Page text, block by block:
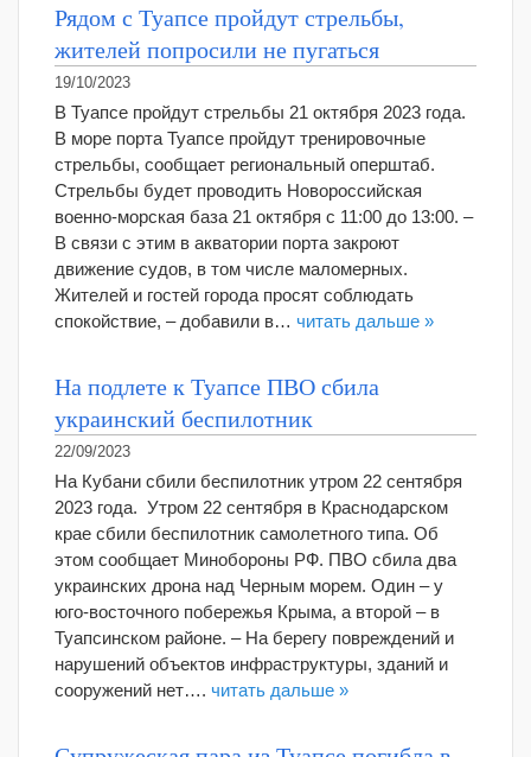
Рядом с Туапсе пройдут стрельбы,
жителей попросили не пугаться
19/10/2023
В Туапсе пройдут стрельбы 21 октября 2023 года.
В море порта Туапсе пройдут тренировочные
стрельбы, сообщает региональный оперштаб.
Стрельбы будет проводить Новороссийская
военно-морская база 21 октября с 11:00 до 13:00. –
В связи с этим в акватории порта закроют
движение судов, в том числе маломерных.
Жителей и гостей города просят соблюдать
спокойствие, – добавили в… читать дальше »
На подлете к Туапсе ПВО сбила
украинский беспилотник
22/09/2023
На Кубани сбили беспилотник утром 22 сентября
2023 года. Утром 22 сентября в Краснодарском
крае сбили беспилотник самолетного типа. Об
этом сообщает Минобороны РФ. ПВО сбила два
украинских дрона над Черным морем. Один – у
юго-восточного побережья Крыма, а второй – в
Туапсинском районе. – На берегу повреждений и
нарушений объектов инфраструктуры, зданий и
сооружений нет…. читать дальше »